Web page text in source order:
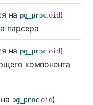
на pg_proc.oid)
парсера
на pg_proc.oid)
компонента
pg_proc.oid)